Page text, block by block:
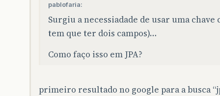
pablofaria:
Surgiu a necessiadade de usar uma
tem que ter dois campos)…
Como faço isso em JPA?
primeiro resultado no google para a busca